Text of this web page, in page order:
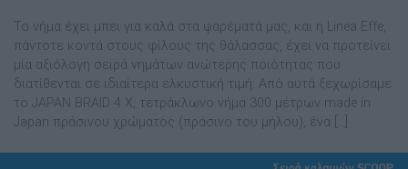
Το νήμα έχει μπει για καλά στα ψαρέματά μας, και η Linea Effe,
πάντοτε κοντά στους φίλους της θάλασσας, έχει να προτείνει
μία αξιόλογη σειρά νημάτων ανώτερης ποιότητας που
διατίθενται σε ιδιαίτερα ελκυστική τιμή. Από αυτά ξεχωρίσαμε
το JAPAN BRAID 4 X, τετράκλωνο νήμα 300 μέτρων made in
Japan πράσινου χρώματος (πράσινο του μήλου), ένα […]